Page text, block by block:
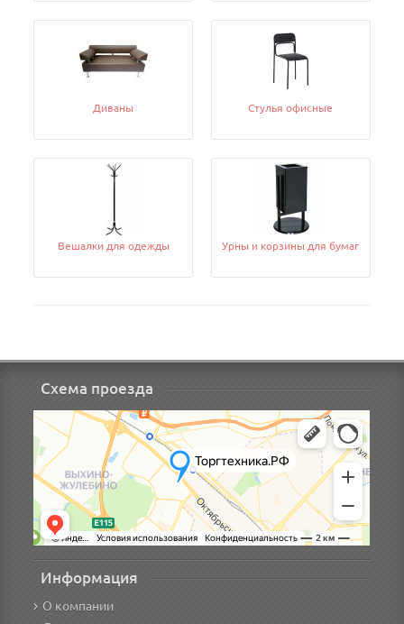
Диваны Стулья офисные
Вешалки для одежды Урны и корзины для бумаг
Схема проезда
Информация
О компании